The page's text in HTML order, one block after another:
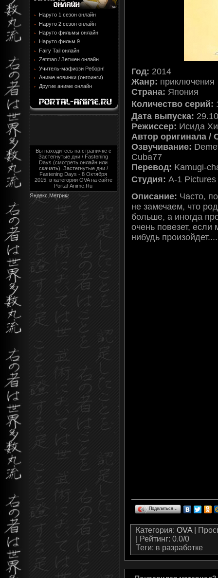
Наруто 1 сезон онлайн
Наруто 2 сезон онлайн
Наруто фильмы онлайн
Наруто фильм 9
Fairy Tail онлайн
Zetman / Зетмен онлайн
Учитель-мафиози Реборн!
Аниме новинки (онгоинги)
Другие аниме онлайн
Вы находитесь на страничке с
Застегнутые дни / Fastening
Days (смотреть онлайн или
скачать). Застегнутые дни /
Fastening Days - 8 Октября
2015. в категории OVA на сайте
Portal-Anime.Ru
Год: 2014
Жанр: приключения
Страна: Япония
Количество серий:
Дата выпуска:
Режиссер: Исида
Автор оригинала /
Озвучивание:
Cuba77
Перевод: Kamugi-
Студия: A-1 Pictures
Описание: Часто,
не замечаем, что
больше, а иногда
очень повезет, если
нибудь произойдет....
Поделиться…
Категория: OVA
Рейтинг: 0.0/0
Теги: в разработке